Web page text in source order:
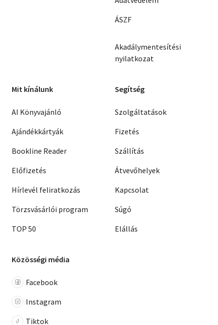
ÁSZF
Akadálymentesítési
nyilatkozat
Mit kínálunk
AI Könyvajánló
Ajándékkártyák
Bookline Reader
Előfizetés
Hírlevél feliratkozás
Törzsvásárlói program
TOP 50
Segítség
Szolgáltatások
Fizetés
Szállítás
Átvevőhelyek
Kapcsolat
Súgó
Elállás
Közösségi média
Facebook
Instagram
Tiktok